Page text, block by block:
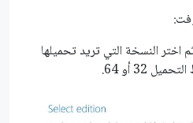
اختر النسخة التي تريد تحميلها
32 أو 64.